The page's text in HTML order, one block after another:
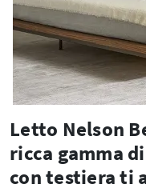
Letto Nelson
ricca gamma
con testiera ti